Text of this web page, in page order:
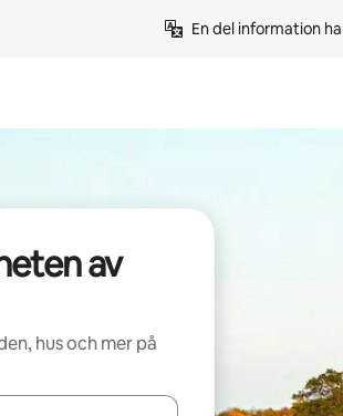
En del information
av
hus och mer på